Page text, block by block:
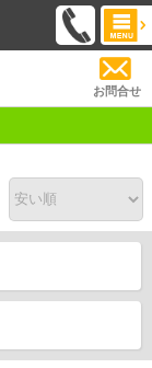
お問合せ